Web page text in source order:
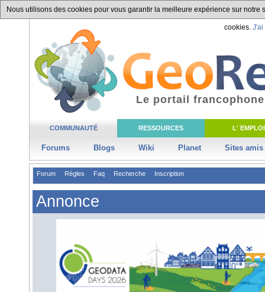
Nous utilisons des cookies pour vous garantir la meilleure expérience sur
cookies. J'ai
COMMUNAUTÉ RESSOURCES L' EMPLOI
Forums Blogs Wiki Planet Sites amis
Le portail
Forum Règles Faq Recherche Inscription
Annonce